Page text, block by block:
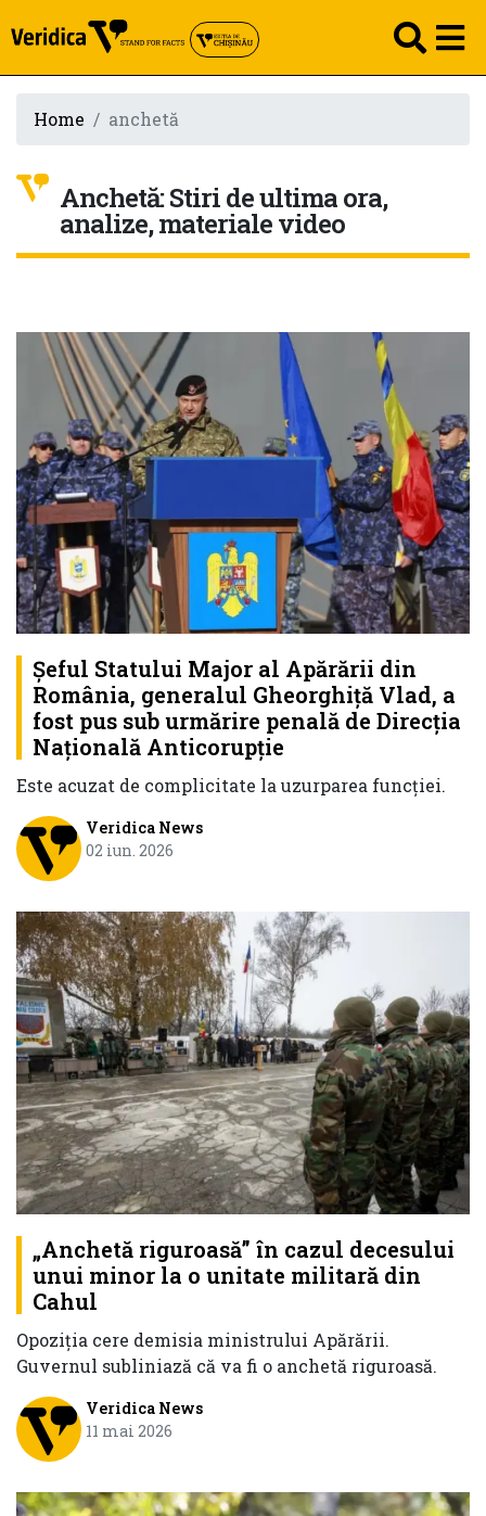
Home anchetă
Anchetă: Stiri de ultima ora,
analize, materiale video
Şeful Statului Major al Apărării din
România, generalul Gheorghiţă Vlad, a
fost pus sub urmărire penală de Direcţia
Naţională Anticorupţie
Este acuzat de complicitate la uzurparea funcţiei.
Veridica News
02 iun. 2026
„Anchetă riguroasă” în cazul decesului
unui minor la o unitate militară din
Cahul
Opoziția cere demisia ministrului Apărării.
Guvernul subliniază că va fi o anchetă riguroasă.
Veridica News
11 mai 2026